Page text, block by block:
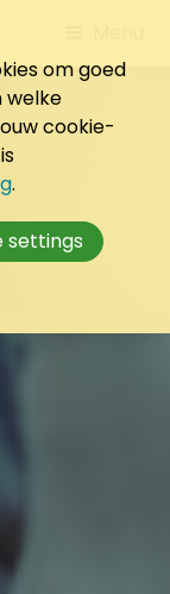
to
om goed
welke
cookie-
.
settings